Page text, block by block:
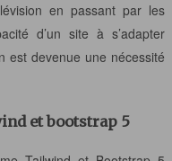
en passant par les
d’un site à s’adapter
est devenue une nécessité
et bootstrap 5